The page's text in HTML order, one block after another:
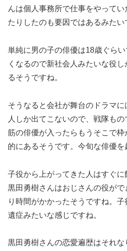
んは個人事務所で仕事をやって
たりしたのも要因ではあるみたい
単純に男の子の俳優は18歳ぐら
くなるので新社会人みたいな役
るそうですね。
そうなると会社が舞台のドラマ
人しか出てこないので、戦隊も
筋の俳優が入ったらもうそこで
的にあるそうです。今旬な俳優を
子役から上がってきた人はすぐに
黒田勇樹さんはおじさんの役が
り時間がかかったそうですね。
遺症みたいな感じですね。
黒田勇樹さんの恋愛遍歴はそれ